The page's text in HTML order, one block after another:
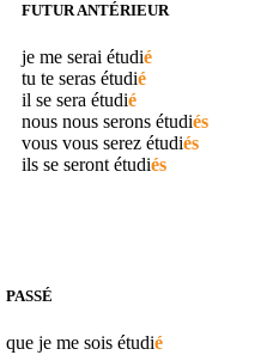
FUTUR ANTÉRIEUR
je me serai étudié
tu te seras étudié
il se sera étudié
nous nous serons étudiés
vous vous serez étudiés
ils se seront étudiés
PASSÉ
que je me sois étudié